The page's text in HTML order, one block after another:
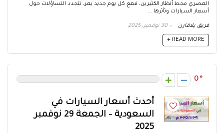
المصري محط أنظار الكثيرين، فمع كل يوم جديد يمر، تتجدد التساؤلات حول
أسعار السيارات وتأثرها ...
فريق يلاقارن 30 نوفمبر، 2025
READ MORE +
0
أحدث أسعار السيارات في
السعودية – الجمعة 29 نوفمبر
2025